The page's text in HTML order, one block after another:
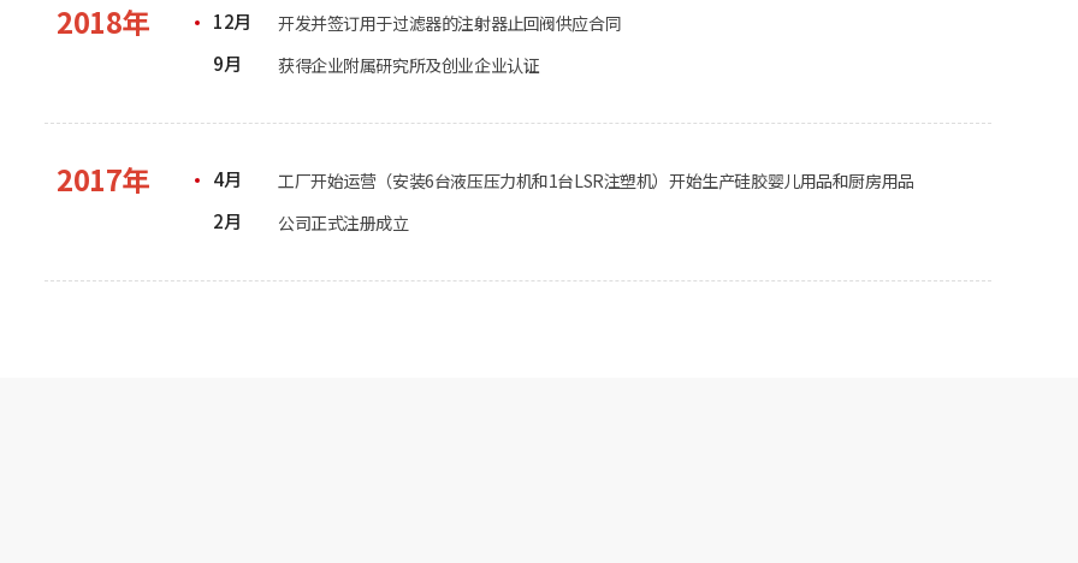
2018年 12月 开发并签订用于过滤器的注射器止回阀供应合同
9月 获得企业附属研究所及创业企业认证
2017年 4月 工厂开始运营（安装6台液压压力机和1台LSR注塑机）开始生产硅胶婴儿用品和厨房用品
2月 公司正式注册成立